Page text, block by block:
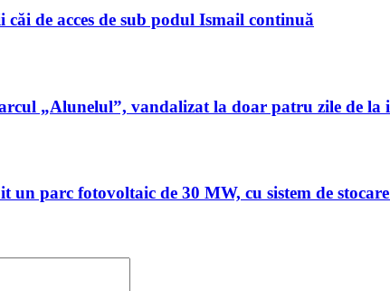
de acces de sub podul Ismail continuă
„Alunelul”, vandalizat la doar patru zile de la
un parc fotovoltaic de 30 MW, cu sistem de